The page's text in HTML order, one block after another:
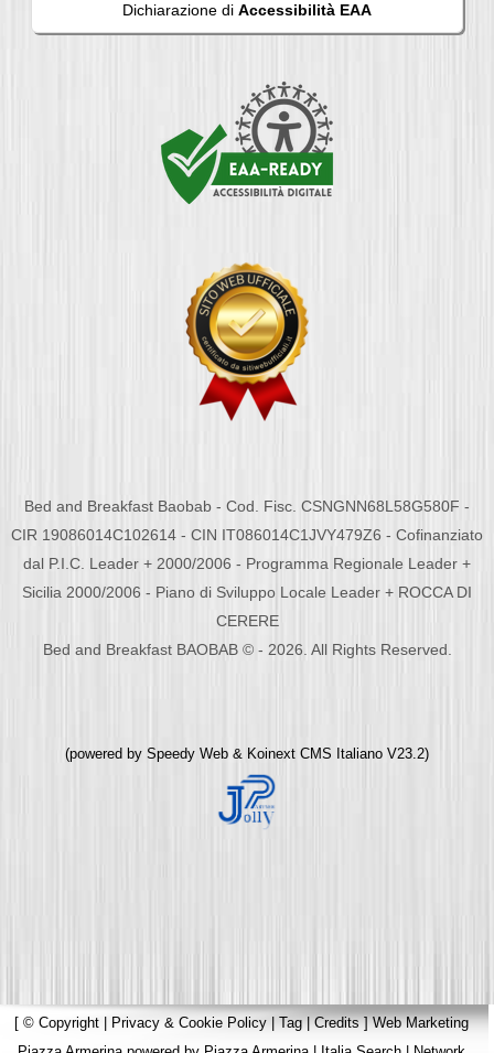
Dichiarazione di Accessibilità EAA
Bed and Breakfast Baobab - Cod. Fisc. CSNGNN68L58G580F -
CIR 19086014C102614 - CIN IT086014C1JVY479Z6 - Cofinanziato
dal P.I.C. Leader + 2000/2006 - Programma Regionale Leader +
Sicilia 2000/2006 - Piano di Sviluppo Locale Leader + ROCCA DI
CERERE
Bed and Breakfast BAOBAB © - 2026. All Rights Reserved.
(powered by Speedy Web & Koinext CMS Italiano V23.2)
[ © Copyright | Privacy & Cookie Policy | Tag|Credits]Web Marketing